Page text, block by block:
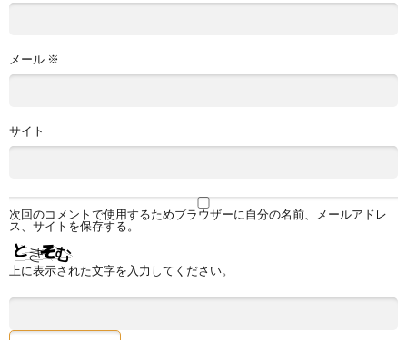
メール ※
サイト
次回のコメントで使用するためブラウザーに自分の名前、メールアドレ
ス、サイトを保存する。
上に表示された文字を入力してください。